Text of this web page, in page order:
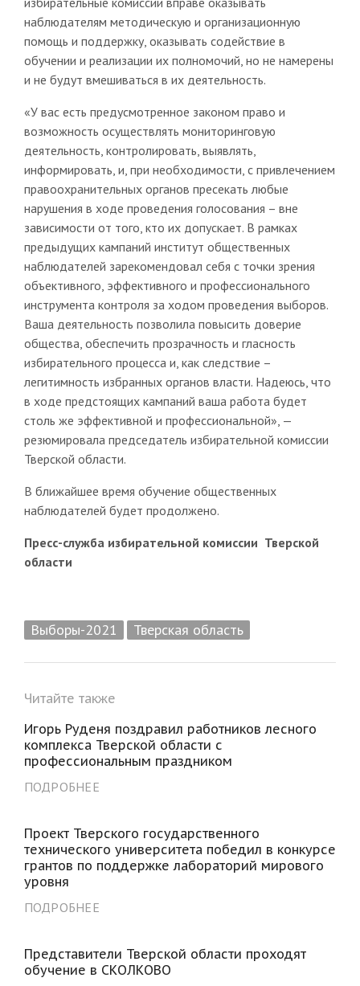
наблюдателям методическую и организационную
помощь и поддержку, оказывать содействие в
обучении и реализации их полномочий, но не намерены
и не будут вмешиваться в их деятельность.
«У вас есть предусмотренное законом право и
возможность осуществлять мониторинговую
деятельность, контролировать, выявлять,
информировать, и, при необходимости, с привлечением
правоохранительных органов пресекать любые
нарушения в ходе проведения голосования – вне
зависимости от того, кто их допускает. В рамках
предыдущих кампаний институт общественных
наблюдателей зарекомендовал себя с точки зрения
объективного, эффективного и профессионального
инструмента контроля за ходом проведения выборов.
Ваша деятельность позволила повысить доверие
общества, обеспечить прозрачность и гласность
избирательного процесса и, как следствие –
легитимность избранных органов власти. Надеюсь, что
в ходе предстоящих кампаний ваша работа будет
столь же эффективной и профессиональной», —
резюмировала председатель избирательной комиссии
Тверской области.
В ближайшее время обучение общественных
наблюдателей будет продолжено.
Пресс-служба избирательной комиссии Тверской
области
Выборы-2021 Тверская область
Читайте также
Игорь Руденя поздравил работников лесного
комплекса Тверской области с
профессиональным праздником
ПОДРОБНЕЕ
Проект Тверского государственного
технического университета победил в конкурсе
грантов по поддержке лабораторий мирового
уровня
ПОДРОБНЕЕ
Представители Тверской области проходят
обучение в СКОЛКОВО